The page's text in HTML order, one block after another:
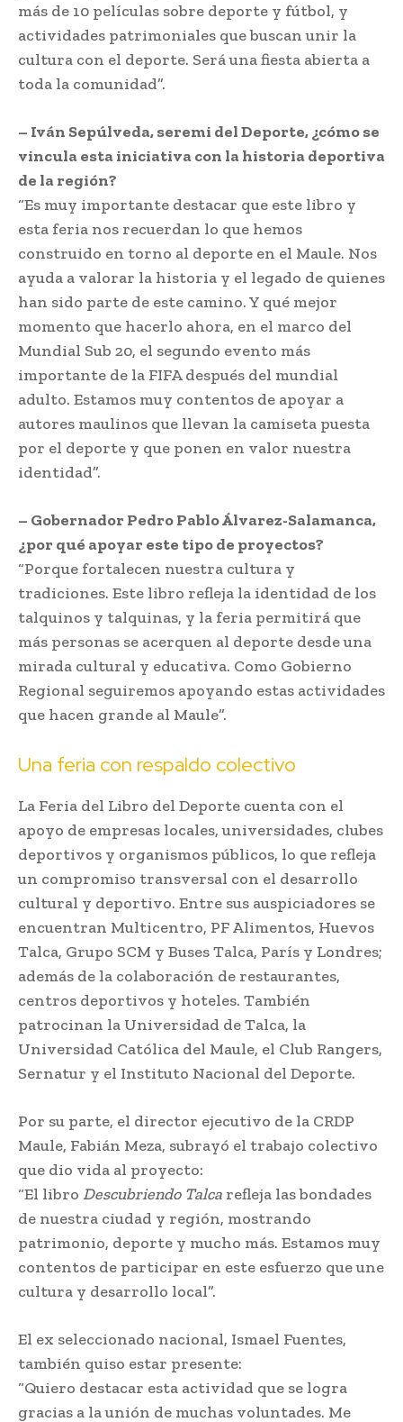
más de 10 películas sobre deporte y fútbol, y
actividades patrimoniales que buscan unir la
cultura con el deporte. Será una fiesta abierta a
toda la comunidad”.
– Iván Sepúlveda, seremi del Deporte, ¿cómo se
vincula esta iniciativa con la historia deportiva
de la región?
“Es muy importante destacar que este libro y
esta feria nos recuerdan lo que hemos
construido en torno al deporte en el Maule. Nos
ayuda a valorar la historia y el legado de quienes
han sido parte de este camino. Y qué mejor
momento que hacerlo ahora, en el marco del
Mundial Sub 20, el segundo evento más
importante de la FIFA después del mundial
adulto. Estamos muy contentos de apoyar a
autores maulinos que llevan la camiseta puesta
por el deporte y que ponen en valor nuestra
identidad”.
– Gobernador Pedro Pablo Álvarez-Salamanca,
¿por qué apoyar este tipo de proyectos?
“Porque fortalecen nuestra cultura y
tradiciones. Este libro refleja la identidad de los
talquinos y talquinas, y la feria permitirá que
más personas se acerquen al deporte desde una
mirada cultural y educativa. Como Gobierno
Regional seguiremos apoyando estas actividades
que hacen grande al Maule”.
Una feria con respaldo colectivo
La Feria del Libro del Deporte cuenta con el
apoyo de empresas locales, universidades, clubes
deportivos y organismos públicos, lo que refleja
un compromiso transversal con el desarrollo
cultural y deportivo. Entre sus auspiciadores se
encuentran Multicentro, PF Alimentos, Huevos
Talca, Grupo SCM y Buses Talca, París y Londres;
además de la colaboración de restaurantes,
centros deportivos y hoteles. También
patrocinan la Universidad de Talca, la
Universidad Católica del Maule, el Club Rangers,
Sernatur y el Instituto Nacional del Deporte.
Por su parte, el director ejecutivo de la CRDP
Maule, Fabián Meza, subrayó el trabajo colectivo
que dio vida al proyecto:
“El libro Descubriendo Talca refleja las bondades
de nuestra ciudad y región, mostrando
patrimonio, deporte y mucho más. Estamos muy
contentos de participar en este esfuerzo que une
cultura y desarrollo local”.
El ex seleccionado nacional, Ismael Fuentes,
también quiso estar presente:
“Quiero destacar esta actividad que se logra
gracias a la unión de muchas voluntades. Me